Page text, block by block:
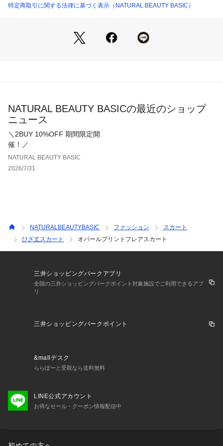
＜素材＞
※モデルの着用画像の場合、光の当たり具合により、実際の色
味と異なって見えることがございます。色味は、商品単体の画
像をご参照ください。
0174120341 （ショップ）
特定商取引に関する法律に基づく表示（NATURAL BEAUTY BASIC）
NATURAL BEAUTY BASICの最近のショップ
ニュース
＼2BUY 10%OFF 期間限定開
催！／
NATURAL BEAUTY BASIC
2026/7/31
NATURALBEAUTYBASIC ファッション
スカート
ひざ丈スカート
オパールプリントフレアスカート
三井ショッピングパークアプリ
全国の三井ショッピングパークポイント対象施設でご利用できるアプ
リ
三井ショッピングパークポイント
&mallデスク
ららぽーと受取なら送料無料
LINE公式アカウント
お得なセール・クーポン情報配信中